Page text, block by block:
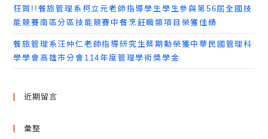
狂賀!!餐旅管理系柯立元老師指導學生學生參與第56屆全國技
能競賽南區分區技能競賽中餐烹飪職類項目榮獲佳績
餐旅管理系汪仲仁老師指導研究生蔡期勳榮獲中華民國管理科
學學會高雄市分會114年度管理學術獎學金
近期留言
彙整